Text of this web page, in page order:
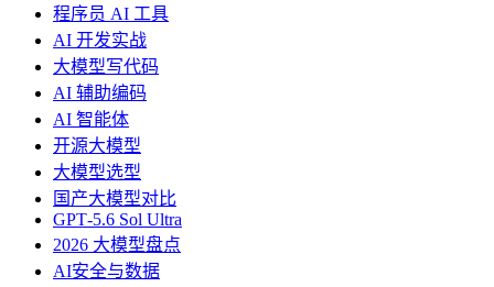
程序员 AI 工具
AI 开发实战
大模型写代码
AI 辅助编码
AI 智能体
开源大模型
大模型选型
国产大模型对比
GPT‑5.6 Sol Ultra
2026 大模型盘点
AI安全与数据